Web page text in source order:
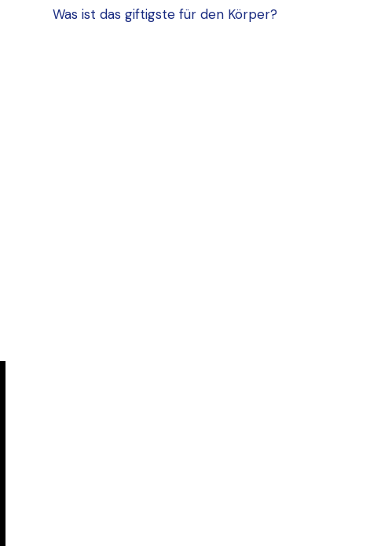
Was ist das giftigste für den Körper?